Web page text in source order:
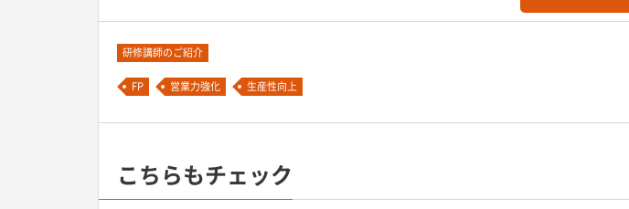
研修講師のご紹介
FP 営業力強化 生産性向上
こちらもチェック